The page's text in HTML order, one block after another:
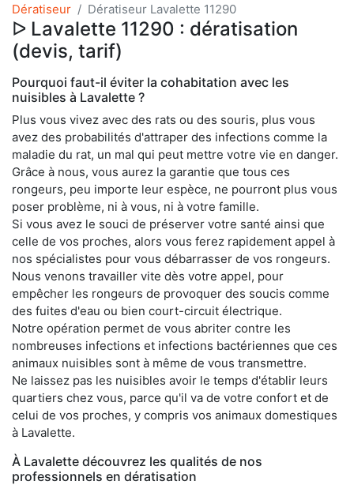
Dératiseur Dératiseur Lavalette 11290
ᐅ Lavalette 11290 : dératisation
(devis, tarif)
Pourquoi faut-il éviter la cohabitation avec les
nuisibles à Lavalette ?
Plus vous vivez avec des rats ou des souris, plus vous
avez des probabilités d'attraper des infections comme la
maladie du rat, un mal qui peut mettre votre vie en danger.
Grâce à nous, vous aurez la garantie que tous ces
rongeurs, peu importe leur espèce, ne pourront plus vous
poser problème, ni à vous, ni à votre famille.
Si vous avez le souci de préserver votre santé ainsi que
celle de vos proches, alors vous ferez rapidement appel à
nos spécialistes pour vous débarrasser de vos rongeurs.
Nous venons travailler vite dès votre appel, pour
empêcher les rongeurs de provoquer des soucis comme
des fuites d'eau ou bien court-circuit électrique.
Notre opération permet de vous abriter contre les
nombreuses infections et infections bactériennes que ces
animaux nuisibles sont à même de vous transmettre.
Ne laissez pas les nuisibles avoir le temps d'établir leurs
quartiers chez vous, parce qu'il va de votre confort et de
celui de vos proches, y compris vos animaux domestiques
à Lavalette.
À Lavalette découvrez les qualités de nos
professionnels en dératisation